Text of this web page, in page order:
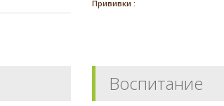
Прививки :
Воспитание